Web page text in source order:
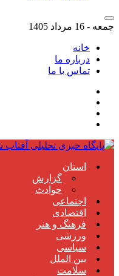
جمعه - 16 مرداد 1405
خانه
درباره ما
تماس با ما
استان
گزارش
حوادث
اجتماعی
اقتصادی
فرهنگ و هنر
ورزشی
سیاسی
بین الملل
سلامت